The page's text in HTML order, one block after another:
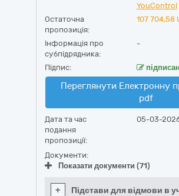
YouControl
Остаточна
пропозиція:
107 704,58
Інформація про
субпідрядника:
-
Підпис:
Переглянути Електронну
pdf
Дата та час
подання
пропозиції:
05-03-
Документи:
Показати документи (71)
+
Підстави для відмови в